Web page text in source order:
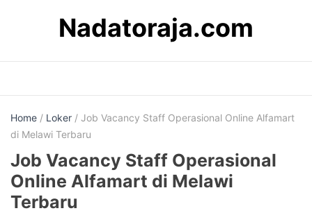
Nadatoraja.com
Home / Loker / Job Vacancy Staff Operasional Online Alfamart
di Melawi Terbaru
Job Vacancy Staff Operasional
Online Alfamart di Melawi
Terbaru